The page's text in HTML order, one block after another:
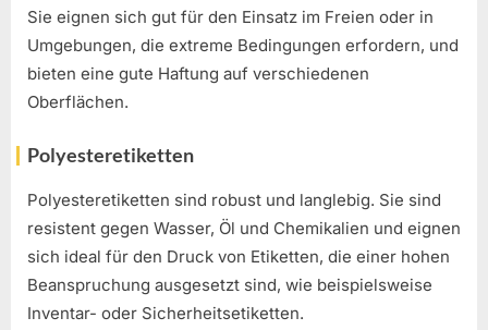
Sie eignen sich gut für den Einsatz im Freien oder in
Umgebungen, die extreme Bedingungen erfordern, und
bieten eine gute Haftung auf verschiedenen
Oberflächen.
Polyesteretiketten
Polyesteretiketten sind robust und langlebig. Sie sind
resistent gegen Wasser, Öl und Chemikalien und eignen
sich ideal für den Druck von Etiketten, die einer hohen
Beanspruchung ausgesetzt sind, wie beispielsweise
Inventar- oder Sicherheitsetiketten.